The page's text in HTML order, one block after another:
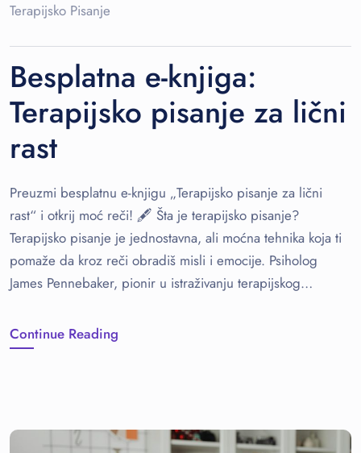
Terapijsko Pisanje
Besplatna e-knjiga:
Terapijsko pisanje za lični
rast
Preuzmi besplatnu e-knjigu „Terapijsko pisanje za lični
rast“ i otkrij moć reči! 🖋 Šta je terapijsko pisanje?
Terapijsko pisanje je jednostavna, ali moćna tehnika koja ti
pomaže da kroz reči obradiš misli i emocije. Psiholog
James Pennebaker, pionir u istraživanju terapijskog…
Continue Reading